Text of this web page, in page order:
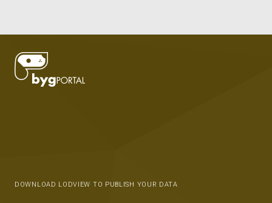
DOWNLOAD LODVIEW TO PUBLISH YOUR DATA